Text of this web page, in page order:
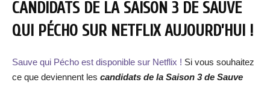
CANDIDATS DE LA SAISON 3 DE SAUVE
QUI PÉCHO SUR NETFLIX AUJOURD’HUI !
Sauve qui Pécho est disponible sur Netflix ! Si vous souhaitez
ce que deviennent les candidats de la Saison 3 de Sauve